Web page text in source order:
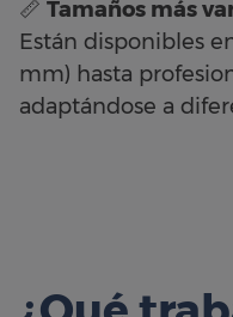
📏 Tamaños más
Están disponibles
mm) hasta
adaptándose a